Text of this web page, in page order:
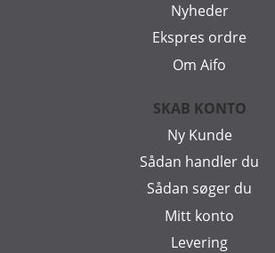
Nyheder
Ekspres ordre
Om Aifo
SKAB KONTO
Ny Kunde
Sådan handler du
Sådan søger du
Mitt konto
Levering